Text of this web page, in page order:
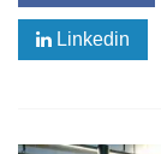
Linkedin